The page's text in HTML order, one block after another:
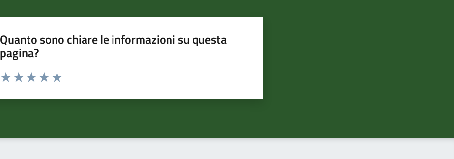
Quanto sono chiare le informazioni su questa
pagina?
Valuta da 1 a 5 stelle la pagina